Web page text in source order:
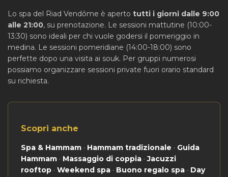
Lo spa del Riad Vendôme è aperto tutti i giorni dalle 9:00
alle 21:00, su prenotazione. Le sessioni mattutine (10:00-
13:30) sono ideali per chi vuole godersi il pomeriggio in
medina. Le sessioni pomeridiane (14:00-18:00) sono
perfette dopo una visita ai souk. Per gruppi numerosi
possiamo organizzare sessioni private fuori orario standard
su richiesta.
Scopri anche
Spa & Hammam · Hammam tradizionale · Guida
Hammam · Massaggio di coppia ·Jacuzzi
rooftop · Weekend spa · Buono regalo spa · Day